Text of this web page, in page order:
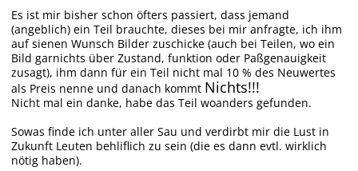
Es ist mir bisher schon öfters passiert, dass jemand
(angeblich) ein Teil brauchte, dieses bei mir anfragte, ich ihm
auf sienen Wunsch Bilder zuschicke (auch bei Teilen, wo ein
Bild garnichts über Zustand, funktion oder Paßgenauigkeit
zusagt), ihm dann für ein Teil nicht mal 10 % des Neuwertes
als Preis nenne und danach kommt Nichts!!!
Nicht mal ein danke, habe das Teil woanders gefunden.
Sowas finde ich unter aller Sau und verdirbt mir die Lust in
Zukunft Leuten behliflich zu sein (die es dann evtl. wirklich
nötig haben).